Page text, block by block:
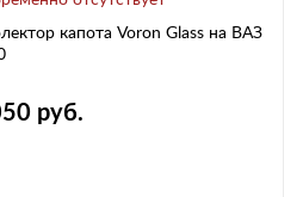
капота Voron Glass на ВАЗ
руб.